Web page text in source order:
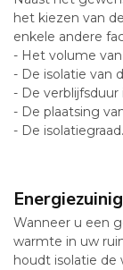
het kiezen van
enkele andere
- Het volume
- De isolatie van
- De
- De plaatsing
- De isolatiegraad.
Wanneer u een
warmte in uw
houdt isolatie de